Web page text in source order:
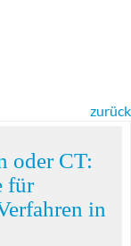
zurück
oder CT:
für
in